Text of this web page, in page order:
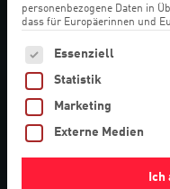
„BYOD“,
personenbezogene Daten in
dass für Europäerinnen und
Es folgt eine Liste der
Essenziell
Statistik
Marketing
Externe Medien